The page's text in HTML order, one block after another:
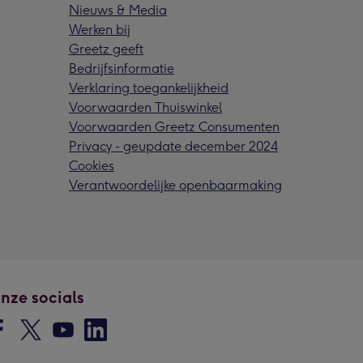
Nieuws & Media
Werken bij
Greetz geeft
Bedrijfsinformatie
Verklaring toegankelijkheid
Voorwaarden Thuiswinkel
Voorwaarden Greetz Consumenten
Privacy - geupdate december 2024
Cookies
Verantwoordelijke openbaarmaking
socials